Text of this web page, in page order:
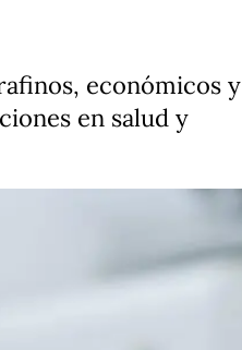
económicos y
en salud y